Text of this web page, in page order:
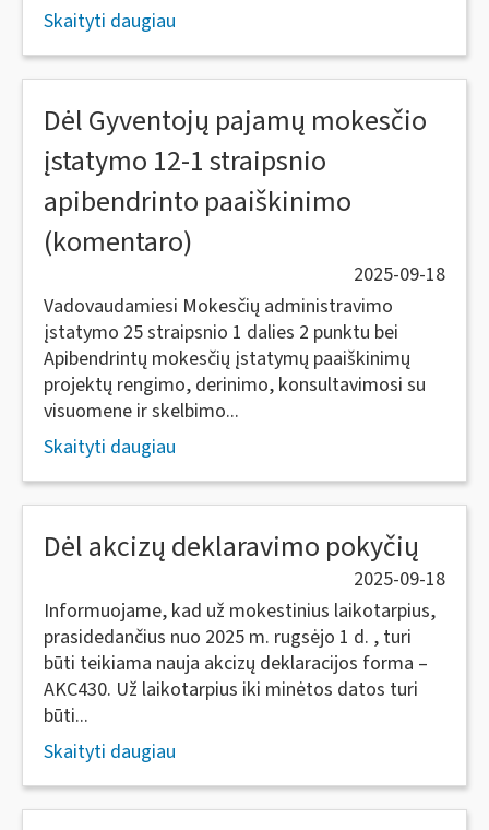
Skaityti daugiau
Dėl Gyventojų pajamų mokesčio
įstatymo 12-1 straipsnio
apibendrinto paaiškinimo
(komentaro)
2025-09-18
Vadovaudamiesi Mokesčių administravimo
įstatymo 25 straipsnio 1 dalies 2 punktu bei
Apibendrintų mokesčių įstatymų paaiškinimų
projektų rengimo, derinimo, konsultavimosi su
visuomene ir skelbimo...
Skaityti daugiau
​​​​​​​Dėl akcizų deklaravimo pokyčių
2025-09-18
Informuojame, kad už mokestinius laikotarpius,
prasidedančius nuo 2025 m. rugsėjo 1 d. , turi
būti teikiama nauja akcizų deklaracijos forma –
AKC430. Už laikotarpius iki minėtos datos turi
būti...
Skaityti daugiau